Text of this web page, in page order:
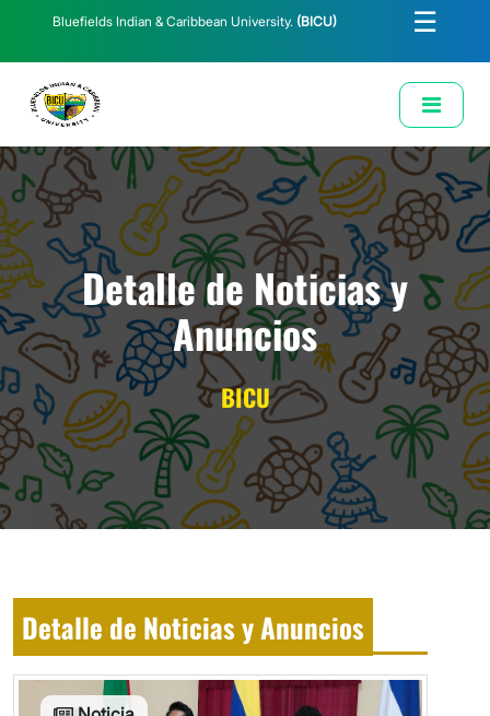
Bluefields Indian & Caribbean University. (BICU) ☰
Solicitud de Correo Institucional
Detalle de Noticias y
Anuncios
BICU
Detalle de Noticias y Anuncios